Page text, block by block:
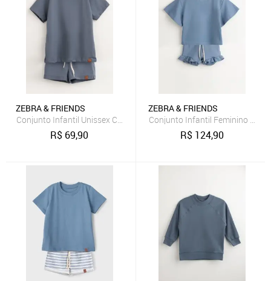
ZEBRA & FRIENDS
Conjunto Infantil Unissex Com Camiseta e Short Azul Zebra&Friends
R$ 69,90
ZEBRA & FRIENDS
Conjunto Infantil Feminino
R$ 124,90